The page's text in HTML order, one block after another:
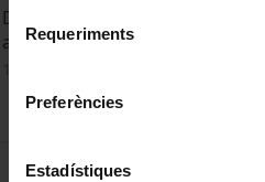
consultar laPolítica de
Selecció
de Requeriments
Preferències
Estadístiques
Del texto a la subjetividad:
análisis cualitativo de los datos